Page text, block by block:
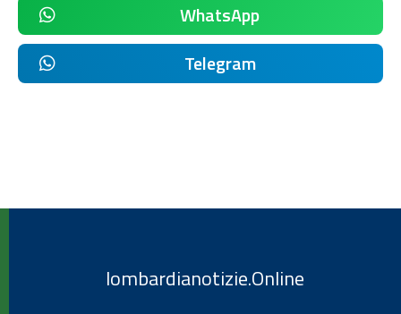
WhatsApp
Telegram
lombardianotizie.Online